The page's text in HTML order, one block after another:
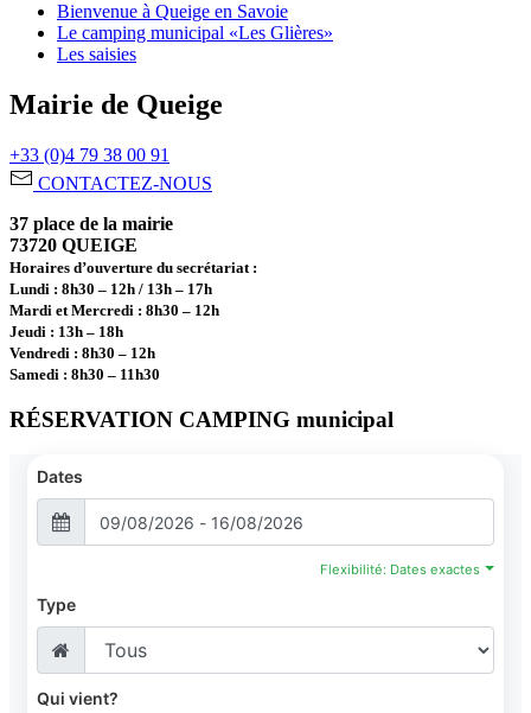
Bienvenue à Queige en Savoie
Le camping municipal «Les Glières»
Les saisies
Mairie de Queige
+33 (0)4 79 38 00 91
CONTACTEZ-NOUS
37 place de la mairie
73720 QUEIGE
Horaires d’ouverture du secrétariat :
Lundi : 8h30 – 12h / 13h – 17h
Mardi et Mercredi : 8h30 – 12h
Jeudi : 13h – 18h
Vendredi : 8h30 – 12h
Samedi : 8h30 – 11h30
RÉSERVATION CAMPING municipal
Dates
Flexibilité: Dates exactes
Type
Qui vient?